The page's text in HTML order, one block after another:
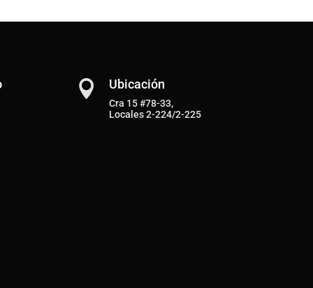
 Ubicación
Cra 15 #78-33,
Locales 2-224/2-225